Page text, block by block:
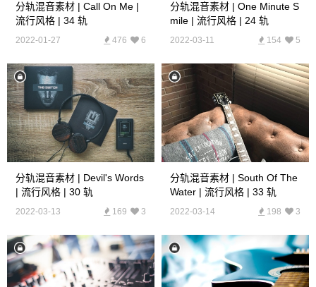
分轨混音素材 | Call On Me |
流行风格 | 34 轨
2022-01-27 6
476
分轨混音素材 | One Minute S
Mile | 流行风格 | 24 轨
2022-03-11 5
154
分轨混音素材 | Devil's Words
| 流行风格 | 30 轨
2022-03-13 3
169
分轨混音素材 | South Of The
Water | 流行风格 | 33 轨
2022-03-14 3
198